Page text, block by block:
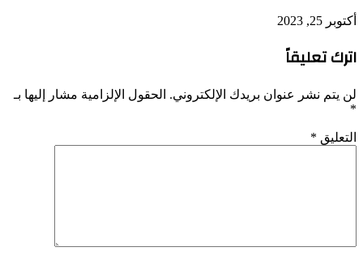
أكتوبر 25, 2023
اترك تعليقاً
لن يتم نشر عنوان بريدك الإلكتروني. الحقول الإلزامية مشار إليها بـ
*
التعليق *